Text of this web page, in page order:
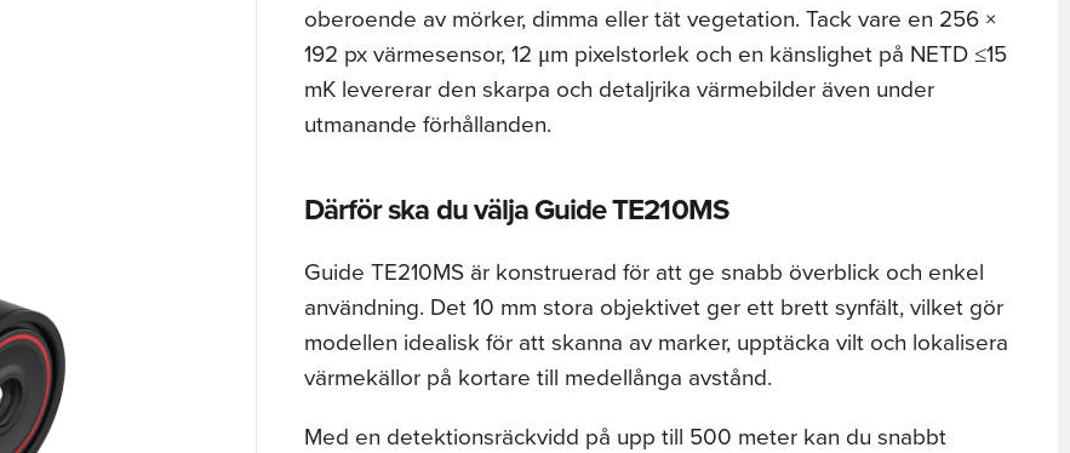
oberoende av mörker, dimma eller tät vegetation. Tack vare en 256 ×
192 px värmesensor, 12 μm pixelstorlek och en känslighet på NETD ≤15
mK levererar den skarpa och detaljrika värmebilder även under
utmanande förhållanden.
Därför ska du välja Guide TE210MS
Guide TE210MS är konstruerad för att ge snabb överblick och enkel
användning. Det 10 mm stora objektivet ger ett brett synfält, vilket gör
modellen idealisk för att skanna av marker, upptäcka vilt och lokalisera
värmekällor på kortare till medellånga avstånd.
Med en detektionsräckvidd på upp till 500 meter kan du snabbt